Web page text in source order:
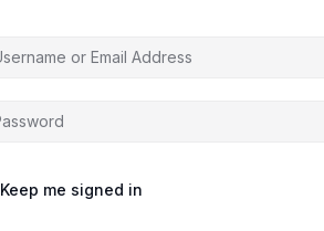
Keep me signed in